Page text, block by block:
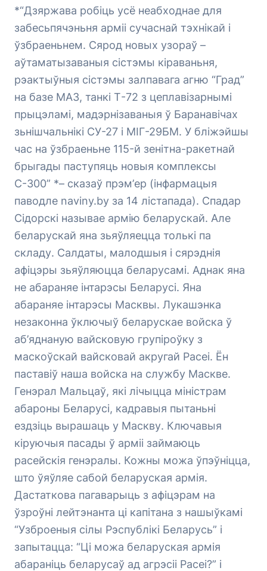
*“Дзяржава робіць усё неабходнае для
забесьпячэньня арміі сучаснай тэхнікай і
ўзбраеньнем. Сярод новых узораў –
аўтаматызаваныя сістэмы кіраваньня,
рэактыўныя сістэмы залпавага агню “Град”
на базе МАЗ, танкі Т-72 з цеплавізарнымі
прыцэламі, мадэрнізаваныя ў Баранавічах
зьнішчальнікі СУ-27 і МІГ-29БМ. У бліжэйшы
час на ўзбраеньне 115-й зенітна-ракетнай
брыгады паступяць новыя комплексы
С-300” *– сказаў прэм’ер (інфармацыя
паводле naviny.by за 14 лістапада). Спадар
Сідорскі называе армію беларускай. Але
беларускай яна зьяўляецца толькі па
складу. Салдаты, малодшыя і сярэднія
афіцэры зьяўляюцца беларусамі. Аднак яна
не абараняе інтарэсы Беларусі. Яна
абараняе інтарэсы Масквы. Лукашэнка
незаконна ўключыў беларускае войска ў
аб’яднаную вайсковую групіроўку з
маскоўскай вайсковай акругай Расеі. Ён
паставіў наша войска на службу Маскве.
Генэрал Мальцаў, які лічыцца міністрам
абароны Беларусі, кадравыя пытаньні
ездзіць вырашаць у Маскву. Ключавыя
кіруючыя пасады ў арміі займаюць
расейскія генэралы. Кожны можа ўпэўніцца,
што ўяўляе сабой беларуская армія.
Дастаткова пагаварыць з афіцэрам на
ўзроўні лейтэнанта ці капітана з нашыўкамі
“Узброеныя сілы Рэспублікі Беларусь” і
запытацца: “Ці можа беларуская армія
абараніць беларусаў ад агрэсіі Расеі?” і